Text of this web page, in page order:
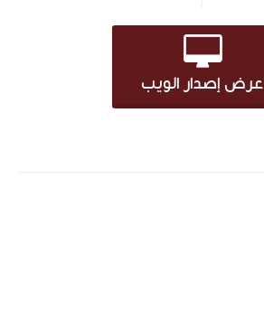
عرض إصدار الويب